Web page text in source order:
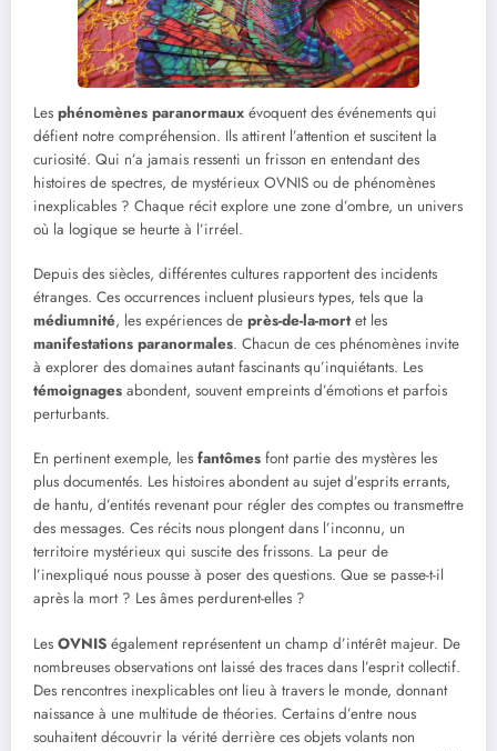
Les phénomènes paranormaux évoquent des événements qui
défient notre compréhension. Ils attirent l’attention et suscitent la
curiosité. Qui n’a jamais ressenti un frisson en entendant des
histoires de spectres, de mystérieux OVNIS ou de phénomènes
inexplicables ? Chaque récit explore une zone d’ombre, un univers
où la logique se heurte à l’irréel.
Depuis des siècles, différentes cultures rapportent des incidents
étranges. Ces occurrences incluent plusieurs types, tels que la
médiumnité, les expériences de près-de-la-mortet les
manifestations paranormales. Chacun de ces phénomènes invite
à explorer des domaines autant fascinants qu’inquiétants. Les
témoignages abondent, souvent empreints d’émotions et parfois
perturbants.
En pertinent exemple, les fantômes font partie des mystères les
plus documentés. Les histoires abondent au sujet d’esprits errants,
de hantu, d’entités revenant pour régler des comptes ou transmettre
des messages. Ces récits nous plongent dans l’inconnu, un
territoire mystérieux qui suscite des frissons. La peur de
l’inexpliqué nous pousse à poser des questions. Que se passe-t-il
après la mort ? Les âmes perdurent-elles ?
Les OVNIS également représentent un champ d’intérêt majeur. De
nombreuses observations ont laissé des traces dans l’esprit collectif.
Des rencontres inexplicables ont lieu à travers le monde, donnant
naissance à une multitude de théories. Certains d’entre nous
souhaitent découvrir la vérité derrière ces objets volants non